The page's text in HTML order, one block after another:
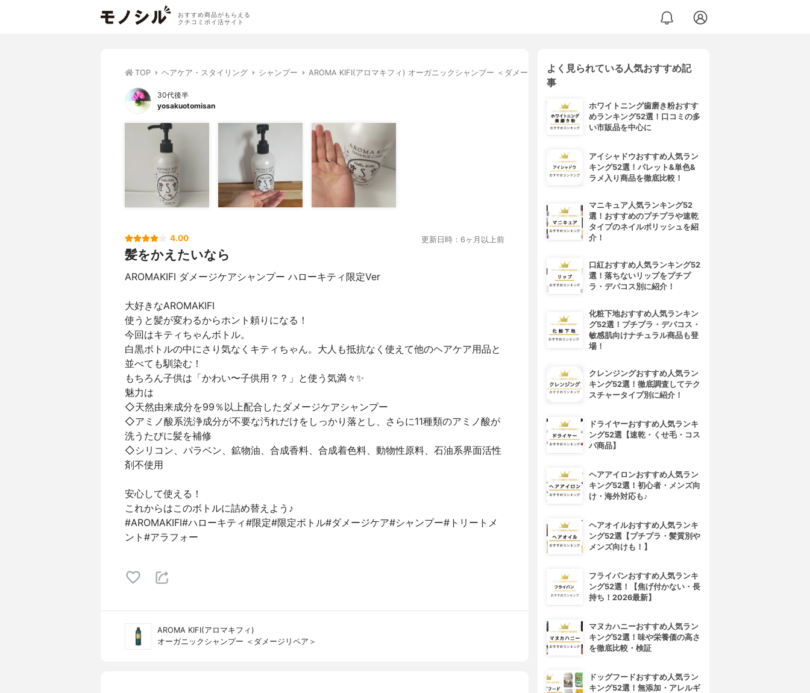
おすすめ商品がもらえる
クチコミポイ活サイト
TOP ヘアケア・スタイリング シャンプー AROMA KIFI(アロマキフィ) オーガニックシャンプー ＜ダメージリペア＞
30代後半
yosakuotomisan
4.00 更新日時：6ヶ月以上前
髪をかえたいなら
AROMAKIFI ダメージケアシャンプー ハローキティ限定Ver
大好きなAROMAKIFI
使うと髪が変わるからホント頼りになる！
今回はキティちゃんボトル。
白黒ボトルの中にさり気なくキティちゃん。大人も抵抗なく使えて他のヘアケア用品と
並べても馴染む！
もちろん子供は「かわい〜子供用？？」と使う気満々✨
魅力は
◇天然由来成分を99％以上配合したダメージケアシャンプー
◇アミノ酸系洗浄成分が不要な汚れだけをしっかり落とし、さらに11種類のアミノ酸が
洗うたびに髪を補修
◇シリコン、パラベン、鉱物油、合成香料、合成着色料、動物性原料、石油系界面活性
剤不使用
安心して使える！
これからはこのボトルに詰め替えよう♪
#AROMAKIFI#ハローキティ#限定#限定ボトル#ダメージケア#シャンプー#トリートメ
ント#アラフォー
AROMA KIFI(アロマキフィ)
オーガニックシャンプー ＜ダメージリペア＞
よく見られている人気おすすめ記
事
ホワイトニング歯磨き粉おすす
めランキング52選！口コミの多
い市販品を中心に
アイシャドウおすすめ人気ラン
キング52選！パレット&単色&
ラメ入り商品を徹底比較！
マニキュア人気ランキング52
選！おすすめのプチプラや速乾
タイプのネイルポリッシュを紹
介！
口紅おすすめ人気ランキング52
選！落ちないリップをプチプ
ラ・デパコス別に紹介！
化粧下地おすすめ人気ランキン
グ52選！プチプラ・デパコス・
敏感肌向けナチュラル商品も登
場！
クレンジングおすすめ人気ラン
キング52選！徹底調査してテク
スチャータイプ別に紹介！
ドライヤーおすすめ人気ランキ
ング52選【速乾・くせ毛・コス
パ商品】
ヘアアイロンおすすめ人気ラン
キング52選！初心者・メンズ向
け・海外対応も♪
ヘアオイルおすすめ人気ランキ
ング52選【プチプラ・髪質別や
メンズ向けも！】
フライパンおすすめ人気ランキ
ング52選！【焦げ付かない・長
持ち！2026最新】
マヌカハニーおすすめ人気ラン
キング52選！味や栄養価の高さ
を徹底比較・検証
ドッグフードおすすめ人気ラン
キング52選！無添加・アレルギ